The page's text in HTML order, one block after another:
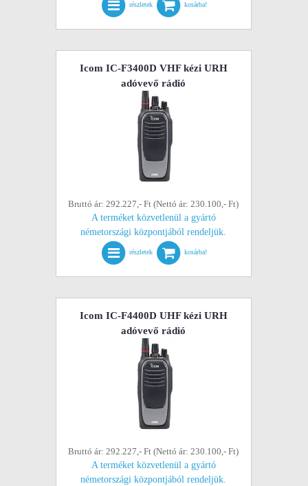
részletek kosárba!
Icom IC-F3400D VHF kézi URH
adóvevő rádió
Bruttó ár: 292.227,- Ft (Nettó ár: 230.100,- Ft)
A terméket közvetlenül a gyártó
németországi központjából rendeljük.
részletek kosárba!
Icom IC-F4400D UHF kézi URH
adóvevő rádió
Bruttó ár: 292.227,- Ft (Nettó ár: 230.100,- Ft)
A terméket közvetlenül a gyártó
németországi központjából rendeljük.